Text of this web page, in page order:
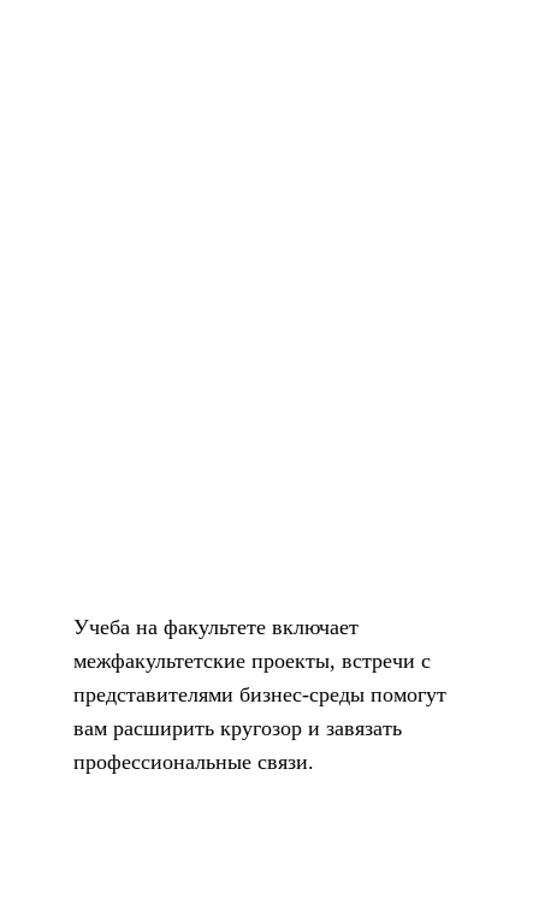
Учеба на факультете включает
межфакультетские проекты, встречи с
представителями бизнес-среды помогут
вам расширить кругозор и завязать
профессиональные связи.